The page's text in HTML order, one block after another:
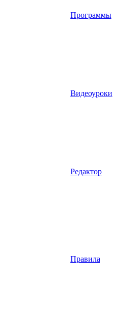
Программы
Видеоуроки
Редактор
Правила